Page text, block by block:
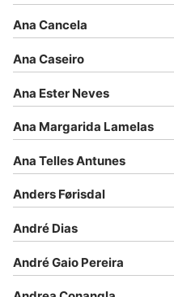
Ana Cancela
Ana Caseiro
Ana Ester Neves
Ana Margarida Lamelas
Ana Telles Antunes
Anders Førisdal
André Dias
André Gaio Pereira